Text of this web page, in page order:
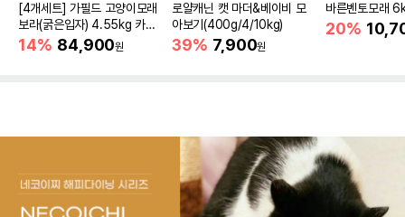
[4개세트] 가필드 고양이모래
보라(굵은입자) 4.55kg 카사
바모래
14% 84,900원
로얄캐닌 캣 마더&베이비 모
아보기(400g/4/10kg)
39% 7,900원
바른벤토모래
20%